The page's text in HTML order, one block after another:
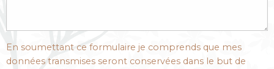
En soumettant ce formulaire je comprends que mes
données transmises seront conservées dans le but de